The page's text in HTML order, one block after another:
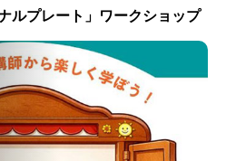
ルプレート」ワークショップ